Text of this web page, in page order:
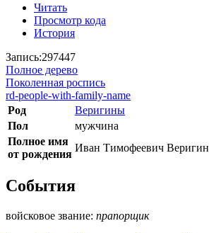
Читать
Просмотр кода
История
Запись:297447
Полное дерево
Поколенная роспись
rd-people-with-family-name
Род
Веригины
Пол
мужчина
Полное имя
от рождения
Иван Тимофеевич Веригин
События
войсковое звание: прапорщик